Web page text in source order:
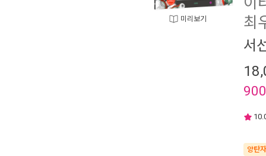
미리보기
최
서
900
양탄